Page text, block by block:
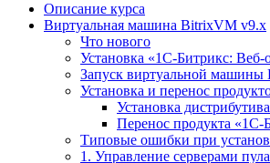
Описание курса
Виртуальная машина BitrixVM v9.x
Что нового
Установка «1С-Битрикс:
Запуск виртуальной
Установка и перенос
Установка
Перенос продукта
Типовые ошибки при
1. Управление серверами